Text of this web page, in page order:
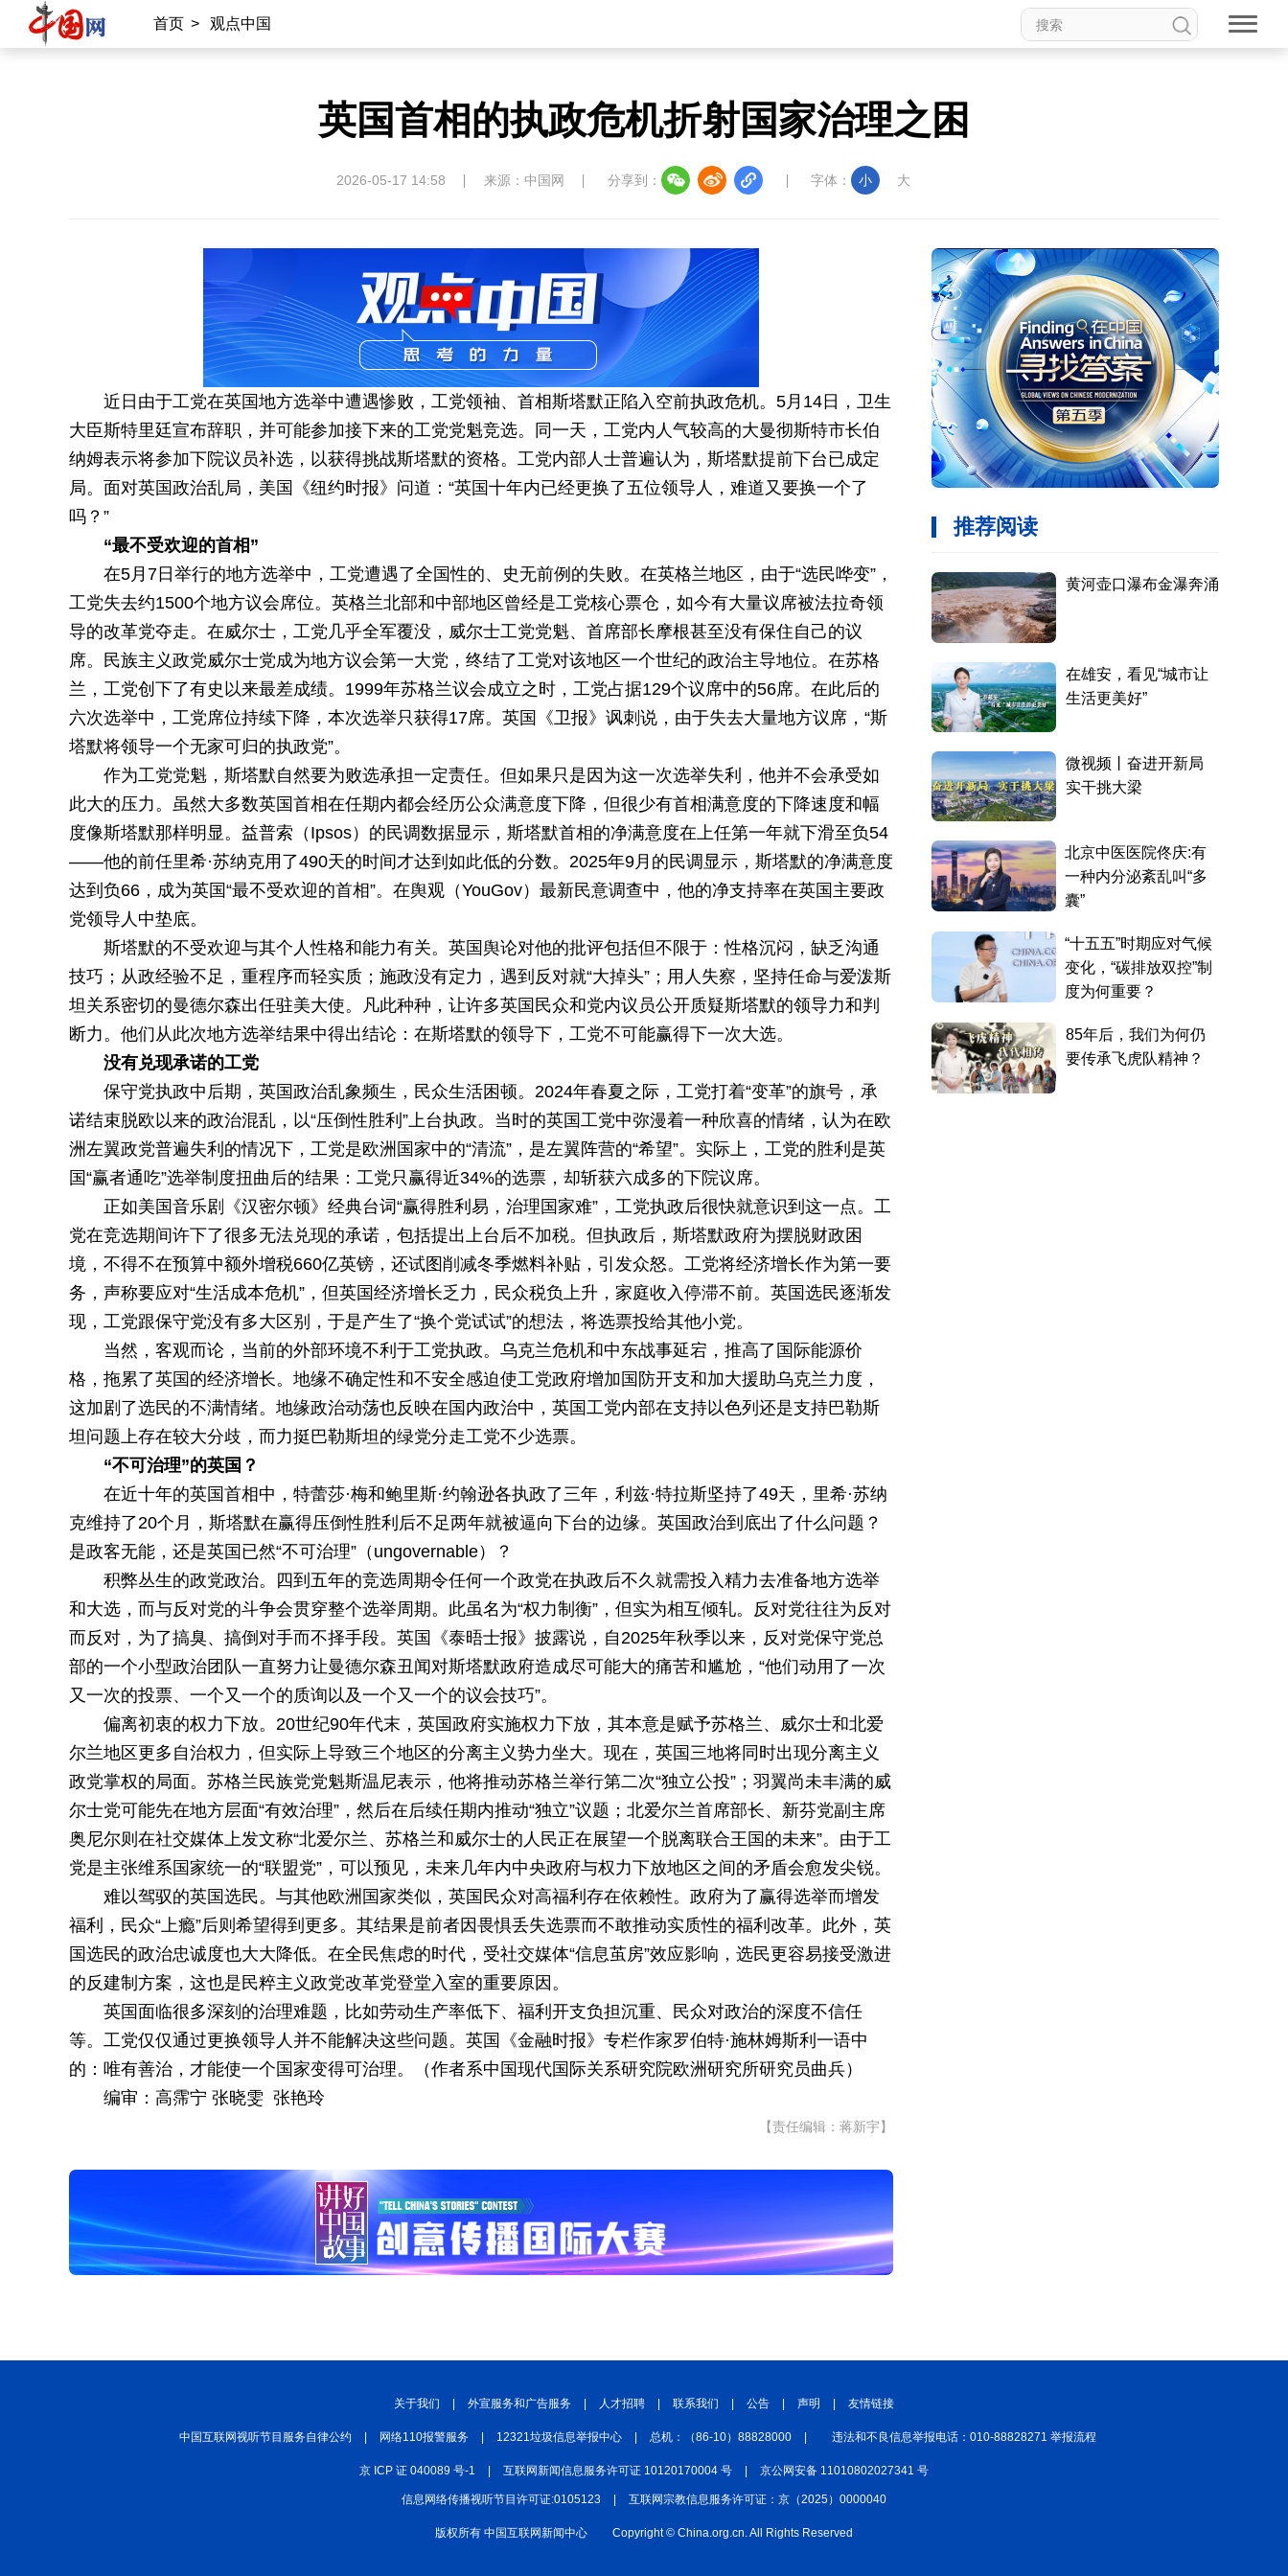
首页 > 观点中国
英国首相的执政危机折射国家治理之困
2026-05-17 14:58 来源：中国网 分享到： 字体： 小 大
近日由于工党在英国地方选举中遭遇惨败，工党领袖、首相斯塔默正陷入空前执政危机。5月14日，卫生
大臣斯特里廷宣布辞职，并可能参加接下来的工党党魁竞选。同一天，工党内人气较高的大曼彻斯特市长伯
纳姆表示将参加下院议员补选，以获得挑战斯塔默的资格。工党内部人士普遍认为，斯塔默提前下台已成定
局。面对英国政治乱局，美国《纽约时报》问道：“英国十年内已经更换了五位领导人，难道又要换一个了
吗？”
“最不受欢迎的首相”
在5月7日举行的地方选举中，工党遭遇了全国性的、史无前例的失败。在英格兰地区，由于“选民哗变”，
工党失去约1500个地方议会席位。英格兰北部和中部地区曾经是工党核心票仓，如今有大量议席被法拉奇领
导的改革党夺走。在威尔士，工党几乎全军覆没，威尔士工党党魁、首席部长摩根甚至没有保住自己的议
席。民族主义政党威尔士党成为地方议会第一大党，终结了工党对该地区一个世纪的政治主导地位。在苏格
兰，工党创下了有史以来最差成绩。1999年苏格兰议会成立之时，工党占据129个议席中的56席。在此后的
六次选举中，工党席位持续下降，本次选举只获得17席。英国《卫报》讽刺说，由于失去大量地方议席，“斯
塔默将领导一个无家可归的执政党”。
作为工党党魁，斯塔默自然要为败选承担一定责任。但如果只是因为这一次选举失利，他并不会承受如
此大的压力。虽然大多数英国首相在任期内都会经历公众满意度下降，但很少有首相满意度的下降速度和幅
度像斯塔默那样明显。益普索（Ipsos）的民调数据显示，斯塔默首相的净满意度在上任第一年就下滑至负54
——他的前任里希·苏纳克用了490天的时间才达到如此低的分数。2025年9月的民调显示，斯塔默的净满意度
达到负66，成为英国“最不受欢迎的首相”。在舆观（YouGov）最新民意调查中，他的净支持率在英国主要政
党领导人中垫底。
斯塔默的不受欢迎与其个人性格和能力有关。英国舆论对他的批评包括但不限于：性格沉闷，缺乏沟通
技巧；从政经验不足，重程序而轻实质；施政没有定力，遇到反对就“大掉头”；用人失察，坚持任命与爱泼斯
坦关系密切的曼德尔森出任驻美大使。凡此种种，让许多英国民众和党内议员公开质疑斯塔默的领导力和判
断力。他们从此次地方选举结果中得出结论：在斯塔默的领导下，工党不可能赢得下一次大选。
没有兑现承诺的工党
保守党执政中后期，英国政治乱象频生，民众生活困顿。2024年春夏之际，工党打着“变革”的旗号，承
诺结束脱欧以来的政治混乱，以“压倒性胜利”上台执政。当时的英国工党中弥漫着一种欣喜的情绪，认为在欧
洲左翼政党普遍失利的情况下，工党是欧洲国家中的“清流”，是左翼阵营的“希望”。实际上，工党的胜利是英
国“赢者通吃”选举制度扭曲后的结果：工党只赢得近34%的选票，却斩获六成多的下院议席。
正如美国音乐剧《汉密尔顿》经典台词“赢得胜利易，治理国家难”，工党执政后很快就意识到这一点。工
党在竞选期间许下了很多无法兑现的承诺，包括提出上台后不加税。但执政后，斯塔默政府为摆脱财政困
境，不得不在预算中额外增税660亿英镑，还试图削减冬季燃料补贴，引发众怒。工党将经济增长作为第一要
务，声称要应对“生活成本危机”，但英国经济增长乏力，民众税负上升，家庭收入停滞不前。英国选民逐渐发
现，工党跟保守党没有多大区别，于是产生了“换个党试试”的想法，将选票投给其他小党。
当然，客观而论，当前的外部环境不利于工党执政。乌克兰危机和中东战事延宕，推高了国际能源价
格，拖累了英国的经济增长。地缘不确定性和不安全感迫使工党政府增加国防开支和加大援助乌克兰力度，
这加剧了选民的不满情绪。地缘政治动荡也反映在国内政治中，英国工党内部在支持以色列还是支持巴勒斯
坦问题上存在较大分歧，而力挺巴勒斯坦的绿党分走工党不少选票。
“不可治理”的英国？
在近十年的英国首相中，特蕾莎·梅和鲍里斯·约翰逊各执政了三年，利兹·特拉斯坚持了49天，里希·苏纳
克维持了20个月，斯塔默在赢得压倒性胜利后不足两年就被逼向下台的边缘。英国政治到底出了什么问题？
是政客无能，还是英国已然“不可治理”（ungovernable）？
积弊丛生的政党政治。四到五年的竞选周期令任何一个政党在执政后不久就需投入精力去准备地方选举
和大选，而与反对党的斗争会贯穿整个选举周期。此虽名为“权力制衡”，但实为相互倾轧。反对党往往为反对
而反对，为了搞臭、搞倒对手而不择手段。英国《泰晤士报》披露说，自2025年秋季以来，反对党保守党总
部的一个小型政治团队一直努力让曼德尔森丑闻对斯塔默政府造成尽可能大的痛苦和尴尬，“他们动用了一次
又一次的投票、一个又一个的质询以及一个又一个的议会技巧”。
偏离初衷的权力下放。20世纪90年代末，英国政府实施权力下放，其本意是赋予苏格兰、威尔士和北爱
尔兰地区更多自治权力，但实际上导致三个地区的分离主义势力坐大。现在，英国三地将同时出现分离主义
政党掌权的局面。苏格兰民族党党魁斯温尼表示，他将推动苏格兰举行第二次“独立公投”；羽翼尚未丰满的威
尔士党可能先在地方层面“有效治理”，然后在后续任期内推动“独立”议题；北爱尔兰首席部长、新芬党副主席
奥尼尔则在社交媒体上发文称“北爱尔兰、苏格兰和威尔士的人民正在展望一个脱离联合王国的未来”。由于工
党是主张维系国家统一的“联盟党”，可以预见，未来几年内中央政府与权力下放地区之间的矛盾会愈发尖锐。
难以驾驭的英国选民。与其他欧洲国家类似，英国民众对高福利存在依赖性。政府为了赢得选举而增发
福利，民众“上瘾”后则希望得到更多。其结果是前者因畏惧丢失选票而不敢推动实质性的福利改革。此外，英
国选民的政治忠诚度也大大降低。在全民焦虑的时代，受社交媒体“信息茧房”效应影响，选民更容易接受激进
的反建制方案，这也是民粹主义政党改革党登堂入室的重要原因。
英国面临很多深刻的治理难题，比如劳动生产率低下、福利开支负担沉重、民众对政治的深度不信任
等。工党仅仅通过更换领导人并不能解决这些问题。英国《金融时报》专栏作家罗伯特·施林姆斯利一语中
的：唯有善治，才能使一个国家变得可治理。（作者系中国现代国际关系研究院欧洲研究所研究员曲兵）
编审：高霈宁 张晓雯 张艳玲
【责任编辑：蒋新宇】
关于我们 外宣服务和广告服务 人才招聘 联系我们 公告 声明 友情链接
中国互联网视听节目服务自律公约 网络110报警服务 12321垃圾信息举报中心 总机：（86-10）88828000 违法和不良信息举报电话：010-88828271 举报流程
京 ICP 证 040089 号-1 互联网新闻信息服务许可证 10120170004 号 京公网安备 11010802027341 号
信息网络传播视听节目许可证:0105123 互联网宗教信息服务许可证：京（2025）0000040
版权所有 中国互联网新闻中心 Copyright © China.org.cn. All Rights Reserved